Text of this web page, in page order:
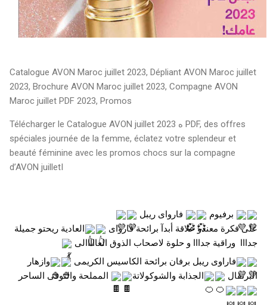
Catalogue AVON Maroc juillet 2023, Dépliant AVON Maroc juillet
2023, Brochure AVON Maroc juillet 2023, Compagne AVON
Maroc juillet PDF 2023, Promos
Télécharger le Catalogue AVON juillet ه 2023 PDF, des offres
spéciales journée de la femme, éclatez votre splendeur et
beauté féminine avec les promos chocs sur la compagne
d’AVON juilletI
برفيوم
فارواى ريبل
على فكرة معندو علاقة أبدآ برائحة فارواى
جدااا  وراقية جدااا و حلوة لاصحاب الذوق العااااالى
فاراوى ريبل برفان برائحة الكاسيس الكريمى
البرتقال
الجذابة والشوكولاتة المملحة والتوفى الساحر